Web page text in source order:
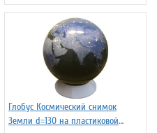
Глобус Космический снимок
Земли d=130 на пластиковой